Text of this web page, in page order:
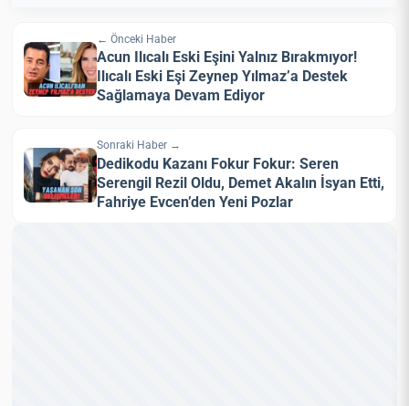
← Önceki Haber
Acun Ilıcalı Eski Eşini Yalnız Bırakmıyor!
Ilıcalı Eski Eşi Zeynep Yılmaz’a Destek
Sağlamaya Devam Ediyor
Sonraki Haber →
Dedikodu Kazanı Fokur Fokur: Seren
Serengil Rezil Oldu, Demet Akalın İsyan Etti,
Fahriye Evcen’den Yeni Pozlar